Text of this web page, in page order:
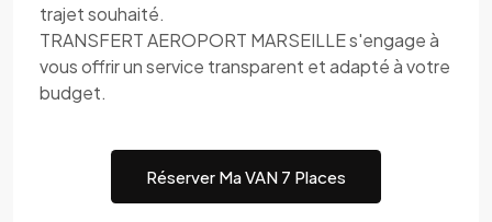
trajet souhaité.
TRANSFERT AEROPORT MARSEILLE s'engage à
vous offrir un service transparent et adapté à votre
budget.
Réserver Ma VAN 7 Places